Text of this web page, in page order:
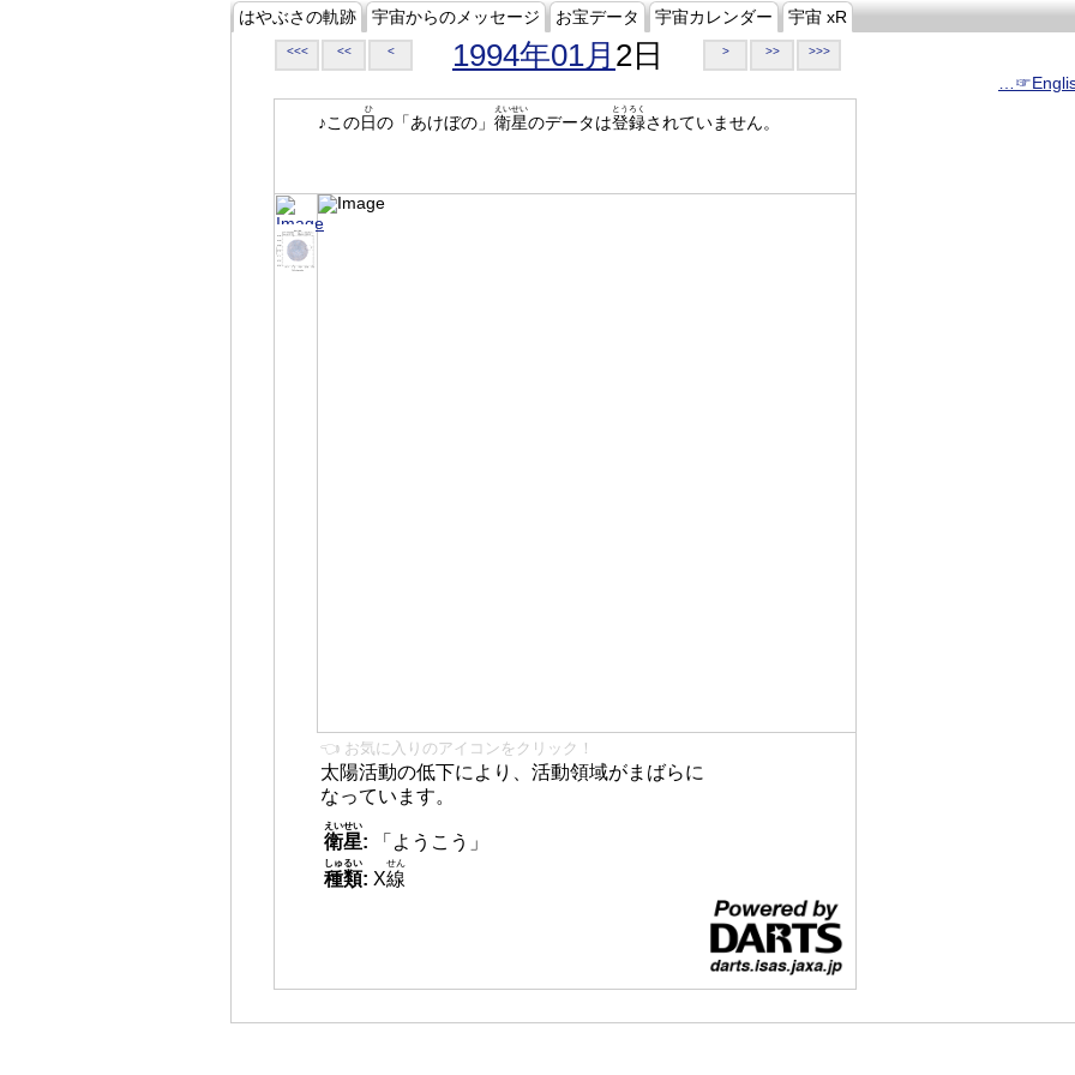
はやぶさの軌跡 宇宙からのメッセージ お宝データ 宇宙カレンダー 宇宙 xR
<<< << < 1994年01月 2日 > >> >>>
♪この日
ひ
の「あけぼの」 衛星
えいせい
のデータは登録
とうろく
されていません。
👈 お気に入りのアイコンをクリック！
太陽活動の低下により、活動領域がまばらに
なっています。
衛星
えいせい
:
「ようこう」
種類
しゅるい
: X線
せん